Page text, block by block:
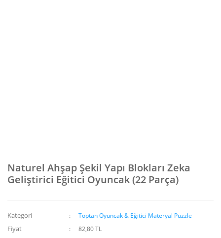
Naturel Ahşap Şekil Yapı Blokları Zeka
Geliştirici Eğitici Oyuncak (22 Parça)
Kategori Toptan Oyuncak & Eğitici Materyal Puzzle
Fiyat 82,80 TL